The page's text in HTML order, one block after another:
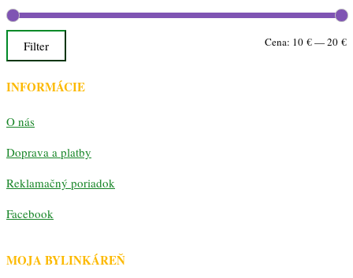
Filter Cena: 10 €—20 €
INFORMÁCIE
O nás
Doprava a platby
Reklamačný poriadok
Facebook
MOJA BYLINKÁREŇ